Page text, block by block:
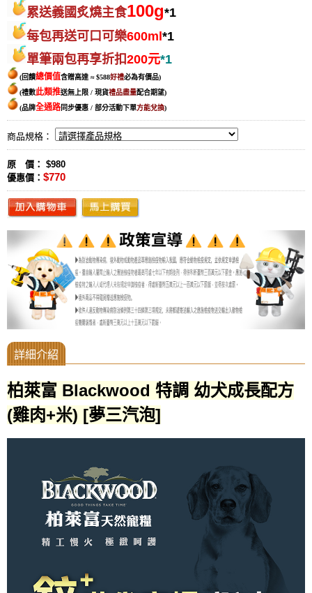
累送義國 炙燒主食100g*1
每包再送可 口可樂600ml*1
單筆兩包再享折扣200元*1
(回饋總價值含贈高達 ≈ $588好禮必為有價品)
(禮數此類推送無上限 / 現貨禮品盡量配合期望)
(品牌全通路同步優惠 / 部分活動下單方能兌換)
商品規格：
原 價： $980
優惠價： $770
柏萊富 Blackwood 特調 幼犬成長配方
(雞肉+米) [夢三汽泡]